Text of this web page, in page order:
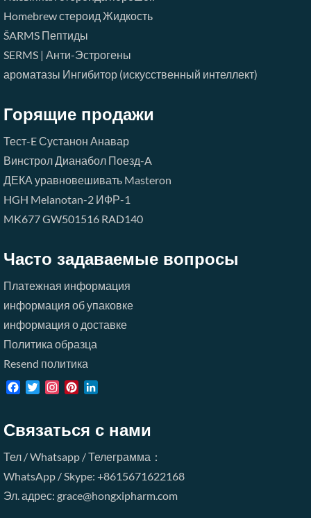
Homebrew стероид Жидкость
ŠARMS Пептиды
SERMS | Анти-Эстрогены
ароматазы Ингибитор (искусственный интеллект)
Горящие продажи
Тест-EСустанон Анавар
ВинстролДианабол Поезд-A
ДЕКА уравновешивать Masteron
HGH Melanotan-2 ИФР-1
MK677GW501516 RAD140
Часто задаваемые вопросы
Платежная информация
информация об упаковке
информация о доставке
Политика образца
Resend политика
Facebook
TwitterInstagramPinterest
Связаться с нами
Тел / Whatsapp / Телеграмма：
WhatsApp / Skype: +8615671622168
Эл. адрес: grace@hongxipharm.com